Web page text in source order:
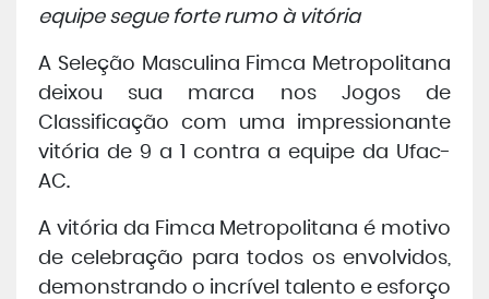
Cursos de Graduação
Cursos dePós e Extensão
Cursos de EAD
Clínicas de Atendimento
Central de Atendimento
equipe segue forte rumo à vitória
A Seleção Masculina Fimca Metropolitana
deixou sua marca nos Jogos de
Classificação com uma impressionante
vitória de 9 a 1 contra a equipe da Ufac-
AC.
A vitória da Fimca Metropolitana é motivo
de celebração para todos os envolvidos,
demonstrando o incrível talento e esforço